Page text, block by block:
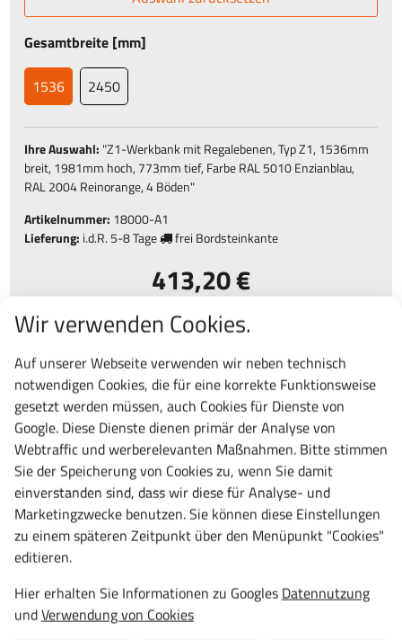
Gesamtbreite [mm]
1536 2450
Ihre Auswahl: "Z1-Werkbank mit Regalebenen, Typ Z1, 1536mm
breit, 1981mm hoch, 773mm tief, Farbe RAL 5010 Enzianblau,
RAL 2004 Reinorange, 4 Böden"
Artikelnummer: 18000-A1
Lieferung: i.d.R. 5-8 Tage frei Bordsteinkante
413,20 €
Frage zu diesem Produkt
vergleichen
Datenblatt
teilen
Artikelbeschreibung
Artikelbeschreibung
Individuelle Höheneinteilung der Ebenen durch 38 mm-
Wir verwenden Cookies.
Auf unserer Webseite verwenden wir neben technisch
notwendigen Cookies, die für eine korrekte Funktionsweise
gesetzt werden müssen, auch Cookies für Dienste von
Google. Diese Dienste dienen primär der Analyse von
Webtraffic und werberelevanten Maßnahmen. Bitte stimmen
Sie der Speicherung von Cookies zu, wenn Sie damit
einverstanden sind, dass wir diese für Analyse- und
Marketingzwecke benutzen. Sie können diese Einstellungen
zu einem späteren Zeitpunkt über den Menüpunkt "Cookies"
editieren.
Hier erhalten Sie Informationen zu Googles Datennutzung
undVerwendung von Cookies